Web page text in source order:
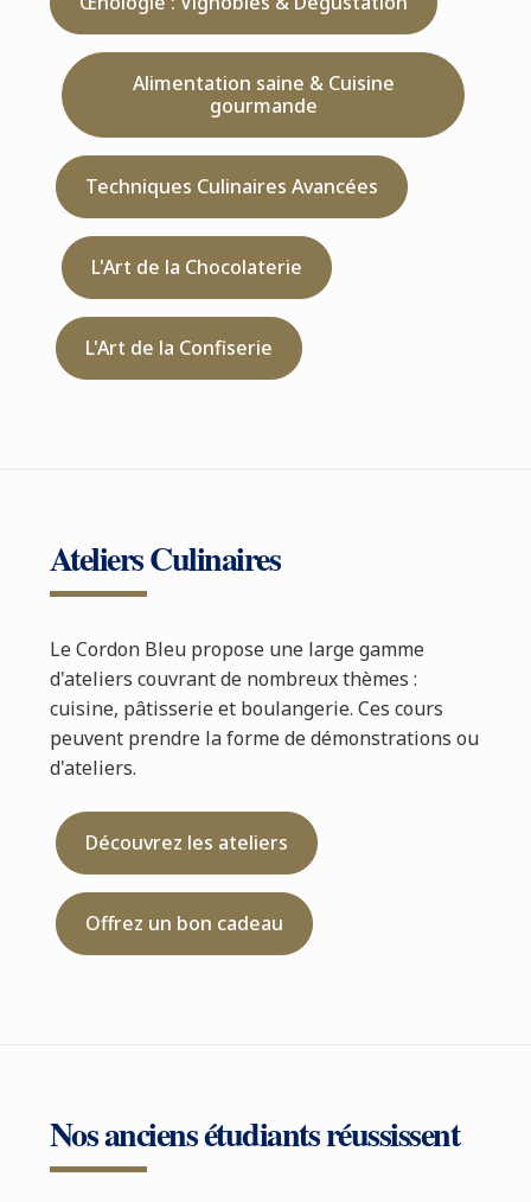
Alimentation saine & Cuisine
gourmande
Techniques Culinaires Avancées
L'Art de la Chocolaterie
L'Art de la Confiserie
Ateliers Culinaires
Le Cordon Bleu propose une large gamme
d'ateliers couvrant de nombreux thèmes :
cuisine, pâtisserie et boulangerie. Ces cours
peuvent prendre la forme de démonstrations ou
d'ateliers.
Découvrez les ateliers
Offrez un bon cadeau
Nos anciens étudiants réussissent